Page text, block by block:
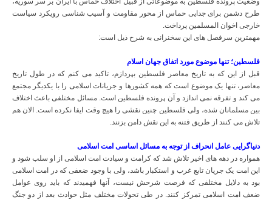
طرح دشمن برای جدایی حماس از محور مقاومت و آسیب شناسی رویکرد سیاست
خارجی اخوان المسلمین پرداخت.
مهمترین سرفصل های این سخنرانی به شرح ذیل است:
فلسطین؛ تنها موضوع مورد اتفاق جهان اسلام
قبل از این که به تاریخ معاصر فلسطین بپردازم، تاکید می کنم که در طول تاریخ
معاصر، تنها یک موضوع است که همه کشورها و جریانات اسلامی را با یکدیگر مجتمع
می کند و تفرقه نمی اندازد و آن پرونده فلسطین است. مسائل مختلفی باعث اختلاف
بین مسلمانان شده، ولی فلسطین چنین نقشی را هیچ وقت ایفا نکرده است. الان هم
تلاش می کنند از طریق فتنه به این نقش دامن بزنند.
دنیاگرایی عامل انحراف از توجه به مسائل اساسی امت اسلامی
همواره در دهه های اخیر تلاش شد که کرامت و سیادت امت اسلامی از او سلب شود و
این امت یک جریان تابع غرب و استکبار باشد، ولی با وجود ضعفی که در امت اسلامی
بود به دلایل مختلفی که فرصت شرحش نیست، آنها فهمیدند که باید روی عوامل
ضعف امت اسلامی تمرکز کنند. در طی تحولات مختلف مثل حوادث بعد از دو جنگ